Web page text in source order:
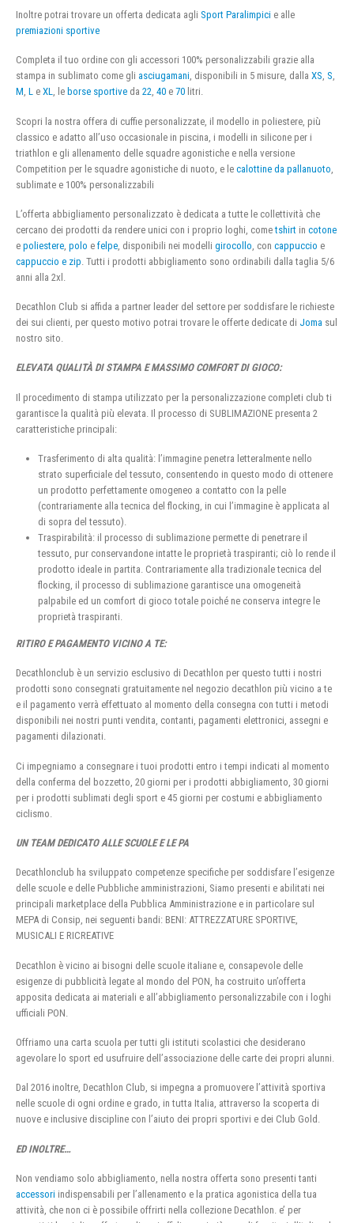
Inoltre potrai trovare un offerta dedicata agli Sport Paralimpici e alle
premiazioni sportive
Completa il tuo ordine con gli accessori 100% personalizzabili grazie alla
stampa in sublimato come gli asciugamani, disponibili in 5 misure, dalla XS, S,
M, L e XL, le borse sportive da 22, 40 e 70 litri.
Scopri la nostra offera di cuffie personalizzate, il modello in poliestere, più
classico e adatto all’uso occasionale in piscina, i modelli in silicone per i
triathlon e gli allenamento delle squadre agonistiche e nella versione
Competition per le squadre agonistiche di nuoto, e le calottine da pallanuoto
sublimate e 100% personalizzabili
L’offerta abbigliamento personalizzato è dedicata a tutte le collettività che
cercano dei prodotti da rendere unici con i proprio loghi, cometshirt in cotone
e poliestere polo e felpe , disponibili nei modelli girocollo , con cappuccio e
cappuccio e zip . Tutti i prodotti abbigliamento sono ordinabili dalla taglia 5/6
anni alla 2xl.
Decathlon Club si affida a partner leader del settore per soddisfare le richieste
dei sui clienti, per questo motivo potrai trovare le offerte dedicate di Joma sul
nostro sito.
ELEVATA QUALITÀ DI STAMPA E MASSIMO COMFORT DI GIOCO:
Il procedimento di stampa utilizzato per la personalizzazione completi club ti
garantisce la qualità più elevata. Il processo di SUBLIMAZIONE presenta 2
caratteristiche principali:
Trasferimento di alta qualità: l’immagine penetra letteralmente nello
strato superficiale del tessuto, consentendo in questo modo di ottenere
un prodotto perfettamente omogeneo a contatto con la pelle
(contrariamente alla tecnica del flocking, in cui l’immagine è applicata al
di sopra del tessuto).
Traspirabilità: il processo di sublimazione permette di penetrare il
tessuto, pur conservandone intatte le proprietà traspiranti; ciò lo rende il
prodotto ideale in partita. Contrariamente alla tradizionale tecnica del
flocking, il processo di sublimazione garantisce una omogeneità
palpabile ed un comfort di gioco totale poiché ne conserva integre le
proprietà traspiranti.
RITIRO E PAGAMENTO VICINO A TE:
Decathlonclub è un servizio esclusivo di Decathlon per questo tutti i nostri
prodotti sono consegnati gratuitamente nel negozio decathlon più vicino a te
e il pagamento verrà effettuato al momento della consegna con tutti i metodi
disponibili nei nostri punti vendita, contanti, pagamenti elettronici, assegni e
pagamenti dilazionati.
Ci impegniamo a consegnare i tuoi prodotti entro i tempi indicati al momento
della conferma del bozzetto, 20 giorni per i prodotti abbigliamento, 30 giorni
per i prodotti sublimati degli sport e 45 giorni per costumi e abbigliamento
ciclismo.
UN TEAM DEDICATO ALLE SCUOLE E LE PA
Decathlonclub ha sviluppato competenze specifiche per soddisfare l’esigenze
delle scuole e delle Pubbliche amministrazioni, Siamo presenti e abilitati nei
principali marketplace della Pubblica Amministrazione e in particolare sul
MEPA di Consip, nei seguenti bandi: BENI: ATTREZZATURE SPORTIVE,
MUSICALI E RICREATIVE
Decathlon è vicino ai bisogni delle scuole italiane e, consapevole delle
esigenze di pubblicità legate al mondo del PON, ha costruito un’offerta
apposita dedicata ai materiali e all’abbigliamento personalizzabile con i loghi
ufficiali PON.
Offriamo una carta scuola per tutti gli istituti scolastici che desiderano
agevolare lo sport ed usufruire dell’associazione delle carte dei propri alunni.
Dal 2016 inoltre, Decathlon Club, si impegna a promuovere l’attività sportiva
nelle scuole di ogni ordine e grado, in tutta Italia, attraverso la scoperta di
nuove e inclusive discipline con l’aiuto dei propri sportivi e dei Club Gold.
ED INOLTRE…
Non vendiamo solo abbigliamento, nella nostra offerta sono presenti tanti
accessori indispensabili per l’allenamento e la pratica agonistica della tua
attività, che non ci è possibile offrirti nella collezione Decathlon. e’ per